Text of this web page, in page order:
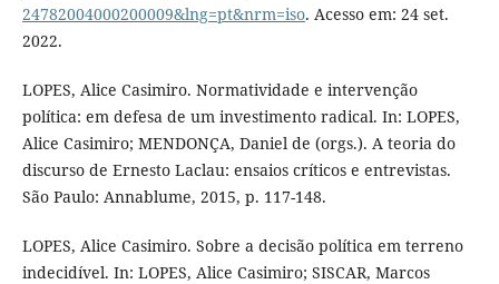
24782004000200009&lng=pt&nrm=iso. Acesso em: 24 set.
2022.
LOPES, Alice Casimiro. Normatividade e intervenção
política: em defesa de um investimento radical. In: LOPES,
Alice Casimiro; MENDONÇA, Daniel de (orgs.). A teoria do
discurso de Ernesto Laclau: ensaios críticos e entrevistas.
São Paulo: Annablume, 2015, p. 117-148.
LOPES, Alice Casimiro. Sobre a decisão política em terreno
indecidível. In: LOPES, Alice Casimiro; SISCAR, Marcos